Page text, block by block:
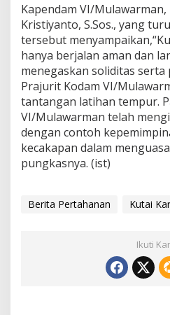
Kapendam VI/Mulawarman,
Kristiyanto, S.Sos., yang
tersebut
hanya berjalan aman dan
menegaskan soliditas
Prajurit Kodam VI/
tantangan latihan tempur.
VI/Mulawarman telah
dengan contoh
kecakapan dalam
pungkasnya. (ist)
Berita Pertahanan Kutai
Ikuti